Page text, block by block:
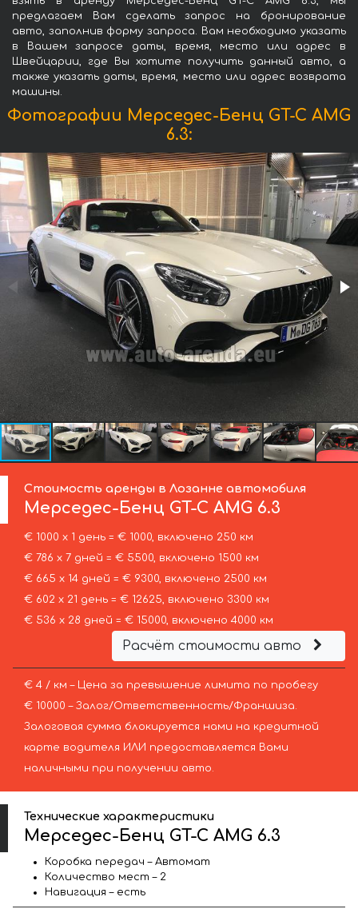
предлагаем Вам сделать запрос на бронирование
авто, заполнив форму запроса. Вам необходимо указать
в Вашем запросе даты, время, место или адрес в
Швейцарии, где Вы хотите получить данный авто, а
также указать даты, время, место или адрес возврата
машины.
Фотографии Мерседес-Бенц GT-C AMG
6.3:
Стоимость аренды в Лозанне автомобиля
Мерседес-Бенц GT-C AMG 6.3
€ 1000 х 1 день = € 1000, включено 250 км
€ 786 х 7 дней = € 5500, включено 1500 км
€ 665 х 14 дней = € 9300, включено 2500 км
€ 602 х 21 день = € 12625, включено 3300 км
€ 536 х 28 дней = € 15000, включено 4000 км
Расчёт стоимости авто
€ 4 / км – Цена за превышение лимита по пробегу
€ 10000 – Залог/Ответственность/Франшиза.
Залоговая сумма блокируется нами на кредитной
карте водителя ИЛИ предоставляется Вами
наличными при получении авто.
Технические характеристики
Мерседес-Бенц GT-C AMG 6.3
Коробка передач – Автомат
Количество мест – 2
Навигация – есть